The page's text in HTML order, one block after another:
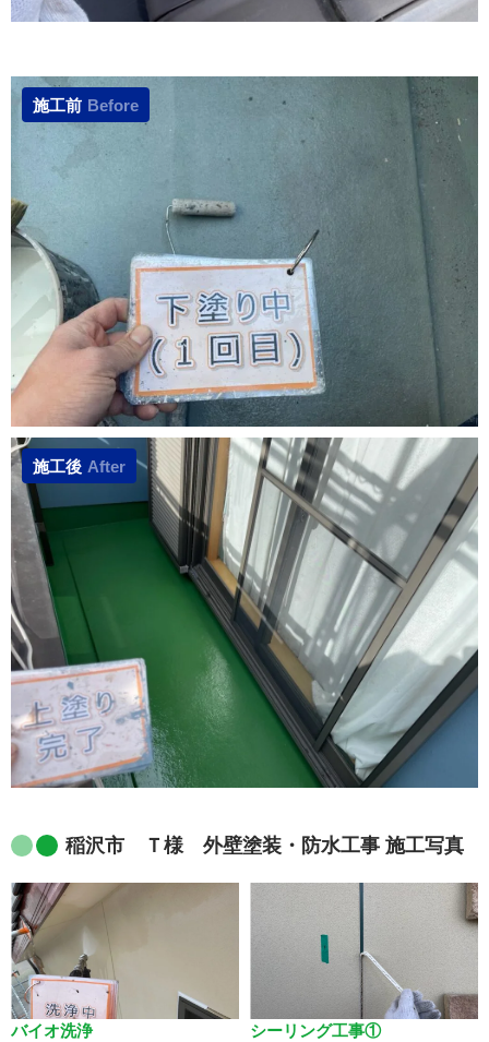
施工前 Before
施工後 After
稲沢市 Ｔ様 外壁塗装・防水工事 施工写真
バイオ洗浄 シーリング工事①